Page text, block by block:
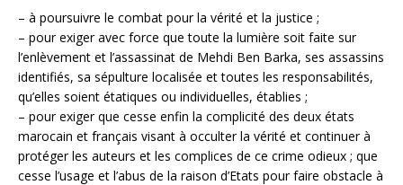
– à poursuivre le combat pour la vérité et la justice ;
– pour exiger avec force que toute la lumière soit faite sur
l’enlèvement et l’assassinat de Mehdi Ben Barka, ses assassins
identifiés, sa sépulture localisée et toutes les responsabilités,
qu’elles soient étatiques ou individuelles, établies ;
– pour exiger que cesse enfin la complicité des deux états
marocain et français visant à occulter la vérité et continuer à
protéger les auteurs et les complices de ce crime odieux ; que
cesse l’usage et l’abus de la raison d’Etats pour faire obstacle à